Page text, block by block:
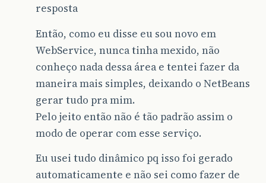
resposta
Então, como eu disse eu sou novo em
WebService, nunca tinha mexido, não
conheço nada dessa área e tentei fazer da
maneira mais simples, deixando o NetBeans
gerar tudo pra mim.
Pelo jeito então não é tão padrão assim o
modo de operar com esse serviço.
Eu usei tudo dinâmico pq isso foi gerado
automaticamente e não sei como fazer de